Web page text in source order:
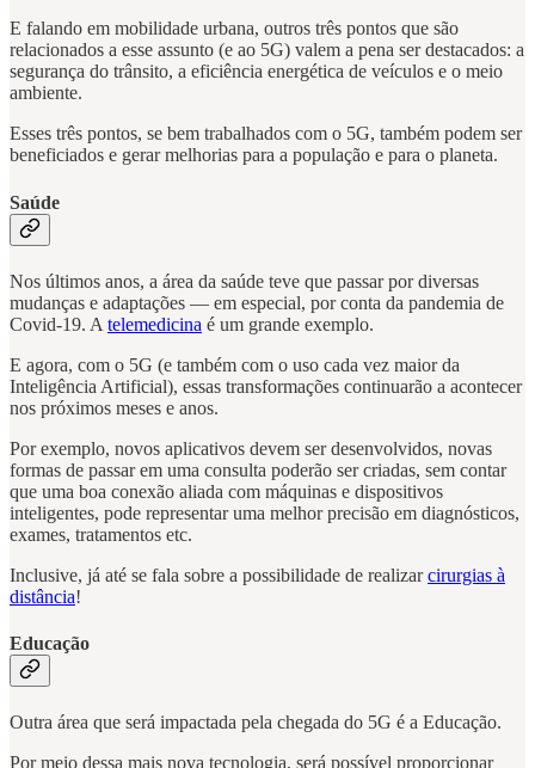
E falando em mobilidade urbana, outros três pontos que são
relacionados a esse assunto (e ao 5G) valem a pena ser destacados: a
segurança do trânsito, a eficiência energética de veículos e o meio
ambiente.
Esses três pontos, se bem trabalhados com o 5G, também podem ser
beneficiados e gerar melhorias para a população e para o planeta.
Saúde
Nos últimos anos, a área da saúde teve que passar por diversas
mudanças e adaptações — em especial, por conta da pandemia de
Covid-19. A telemedicina é um grande exemplo.
E agora, com o 5G (e também com o uso cada vez maior da
Inteligência Artificial), essas transformações continuarão a acontecer
nos próximos meses e anos.
Por exemplo, novos aplicativos devem ser desenvolvidos, novas
formas de passar em uma consulta poderão ser criadas, sem contar
que uma boa conexão aliada com máquinas e dispositivos
inteligentes, pode representar uma melhor precisão em diagnósticos,
exames, tratamentos etc.
Inclusive, já até se fala sobre a possibilidade de realizarcirurgias à
distância!
Educação
Outra área que será impactada pela chegada do 5G é a Educação.
Por meio dessa mais nova tecnologia, será possível proporcionar